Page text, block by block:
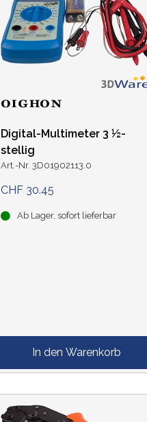
Digital-Multimeter 3 ½-
stellig
Art.-Nr. 3D01902113.0
CHF 30.45
Ab Lager, sofort lieferbar